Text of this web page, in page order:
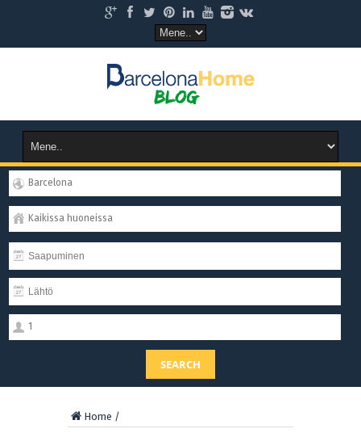
Barcelona
Kaikissa huoneissa
1
SEARCH
Home /